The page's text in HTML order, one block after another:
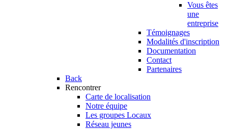
Vous êtes
une
entreprise
Témoignages
Modalités d'inscription
Documentation
Contact
Partenaires
Back
Rencontrer
Carte de localisation
Notre équipe
Les groupes Locaux
Réseau jeunes